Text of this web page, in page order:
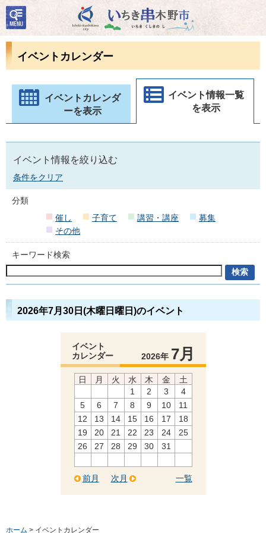
いちき串木野市
検
索・
共通
ューイベントカレンダー
イベントカレンダ
ーを表示
イベント情報一覧
を表示
イベント情報を絞り込む
条件をクリア
分類
催し
子育て 講習・講座
募集
その他
キーワード検索
2026年7月30日(木曜日曜日)のイベント
イベント
カレンダー
2026年 7月
日 月 火 水 木 金
土
1
2 3
4
5
6 7 8 9 10
11
12
13 14 15 16 17
18
19
20 21 22 23 24
25
26
27 28 29 30 31
前月 一覧
次月
ホーム > イベントカレンダー